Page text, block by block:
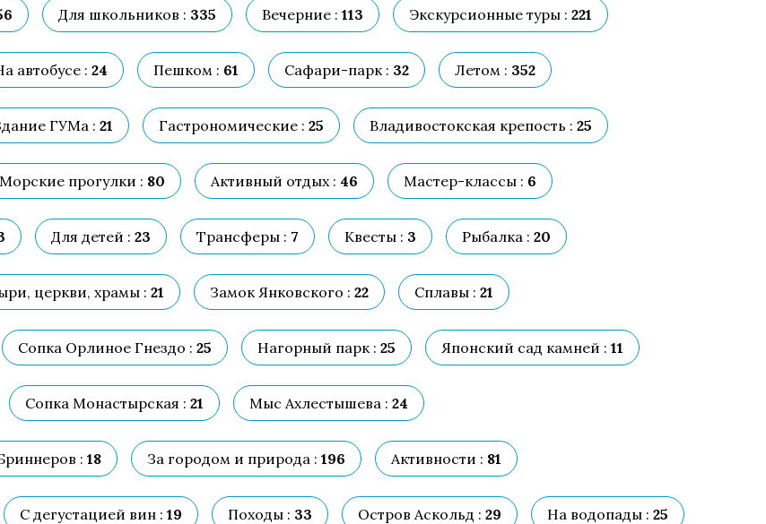
Для школьников : 335 Вечерние : 113 Экскурсионные туры : 221
автобусе : 24 Пешком : 61 Сафари-парк : 32 Летом : 352
ГУМа : 21 Гастрономические : 25 Владивостокская крепость : 25
Морские прогулки : 80 Активный отдых : 46 Мастер-классы : 6
Для детей : 23 Трансферы : 7 Квесты : 3 Рыбалка : 20
церкви, храмы : 21 Замок Янковского : 22 Сплавы : 21
Сопка Орлиное Гнездо : 25 Нагорный парк : 25 Японский сад камней : 11
Сопка Монастырская : 21 Мыс Ахлестышева : 24
: 18 За городом и природа : 196 Активности : 81
С дегустацией вин : 19 Походы : 33 Остров Аскольд : 29 На водопады : 25